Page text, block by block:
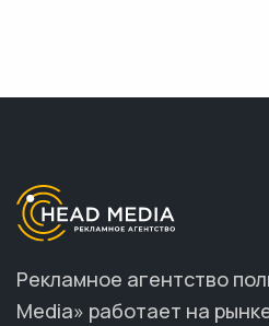
Рекламное агентство
Media» работает на